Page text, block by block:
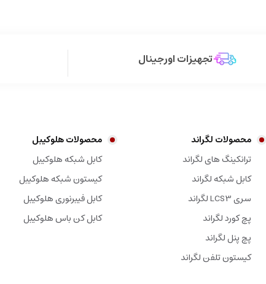
تجهیزات اورجینال
محصولات لگراند
ترانکینگ های لگراند
کابل شبکه لگراند
سری LCS3 لگراند
پچ کورد لگراند
پچ پنل لگراند
کیستون تلفن لگراند
محصولات هلوکیبل
کابل شبکه هلوکیبل
کیستون شبکه هلوکیبل
کابل فیبرنوری هلوکیبل
کابل کن باس هلوکیبل